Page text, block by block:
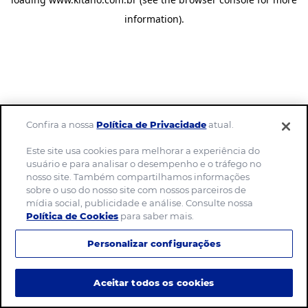
information).
Confira a nossaPolítica de Privacidadeatual.
Este site usa cookies para melhorar a experiência do
usuário e para analisar o desempenho e o tráfego no
nosso site. Também compartilhamos informações
sobre o uso do nosso site com nossos parceiros de
mídia social, publicidade e análise. Consulte nossa
Política de Cookies para saber mais.
Personalizar configurações
Aceitar todos os cookies